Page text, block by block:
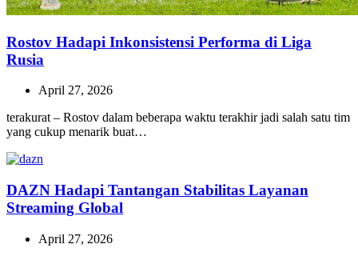
Rostov Hadapi Inkonsistensi Performa di Liga
Rusia
April 27, 2026
terakurat – Rostov dalam beberapa waktu terakhir jadi salah satu tim
yang cukup menarik buat…
DAZN Hadapi Tantangan Stabilitas Layanan
Streaming Global
April 27, 2026